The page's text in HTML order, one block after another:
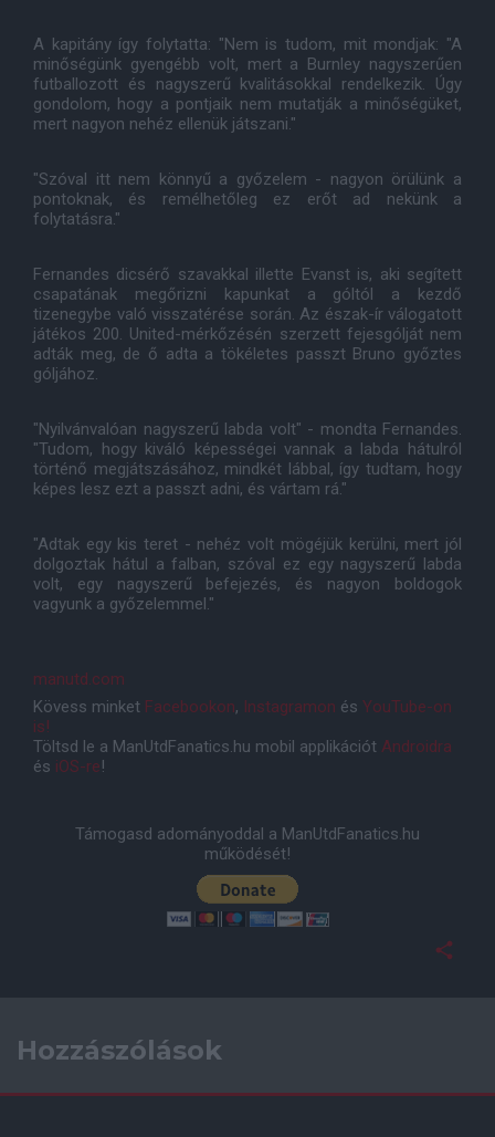
A kapitány így folytatta: "Nem is tudom, mit mondjak: "A
minőségünk gyengébb volt, mert a Burnley nagyszerűen
futballozott és nagyszerű kvalitásokkal rendelkezik. Úgy
gondolom, hogy a pontjaik nem mutatják a minőségüket,
mert nagyon nehéz ellenük játszani."
"Szóval itt nem könnyű a győzelem - nagyon örülünk a
pontoknak, és remélhetőleg ez erőt ad nekünk a
folytatásra."
Fernandes dicsérő szavakkal illette Evanst is, aki segített
csapatának megőrizni kapunkat a góltól a kezdő
tizenegybe való visszatérése során. Az észak-ír válogatott
játékos 200. United-mérkőzésén szerzett fejesgólját nem
adták meg, de ő adta a tökéletes passzt Bruno győztes
góljához.
"Nyilvánvalóan nagyszerű labda volt" - mondta Fernandes.
"Tudom, hogy kiváló képességei vannak a labda hátulról
történő megjátszásához, mindkét lábbal, így tudtam, hogy
képes lesz ezt a passzt adni, és vártam rá."
"Adtak egy kis teret - nehéz volt mögéjük kerülni, mert jól
dolgoztak hátul a falban, szóval ez egy nagyszerű labda
volt, egy nagyszerű befejezés, és nagyon boldogok
vagyunk a győzelemmel."
manutd.com
Kövess minket Facebookon, Instagramon és YouTube-on
is!
Töltsd le a ManUtdFanatics.hu mobil applikációt Androidra
és iOS-re!
Támogasd adományoddal a ManUtdFanatics.hu
működését!
Hozzászólások